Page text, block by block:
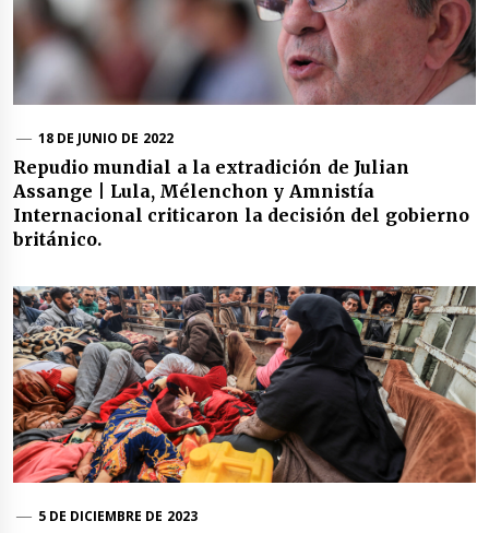
18 DE JUNIO DE 2022
Repudio mundial a la extradición de Julian
Assange | Lula, Mélenchon y Amnistía
Internacional criticaron la decisión del gobierno
británico.
5 DE DICIEMBRE DE 2023